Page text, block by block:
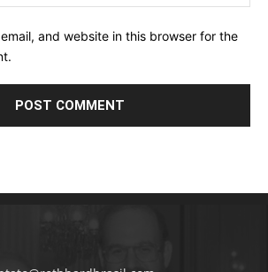
and website in this browser for the